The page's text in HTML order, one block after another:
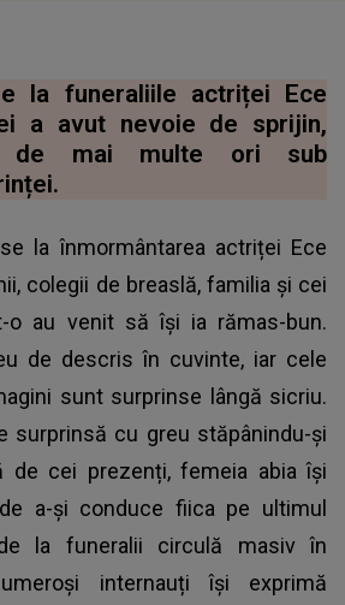
la funeraliile actriței Ece
a avut nevoie de sprijin,
de mai multe ori sub
la înmormântarea actriței Ece
colegii de breaslă, familia și cei
o au venit să își ia rămas-bun.
de descris în cuvinte, iar cele
sunt surprinse lângă sicriu.
surprinsă cu greu stăpânindu-și
de cei prezenți, femeia abia își
a-și conduce fiica pe ultimul
la funeralii circulă masiv în
internauți își exprimă